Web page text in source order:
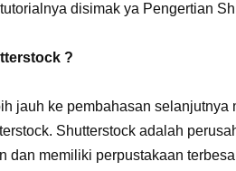
disimak ya Pengertian
?
jauh ke pembahasan
Shutterstock adalah
dan memiliki perpustakaan